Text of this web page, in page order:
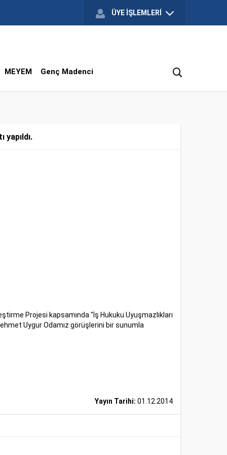
ÜYE İŞLEMLERİ
MEYEM Genç Madenci
Projesi kapsamında "İş Hukuku Uyuşmazlıkları
Uygur Odamız görüşlerini bir sunumla
Yayın Tarihi: 01.12.2014